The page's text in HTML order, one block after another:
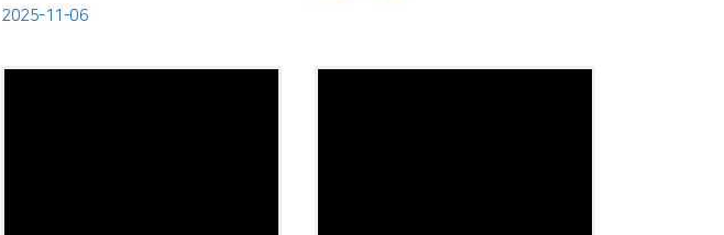
2025-11-06